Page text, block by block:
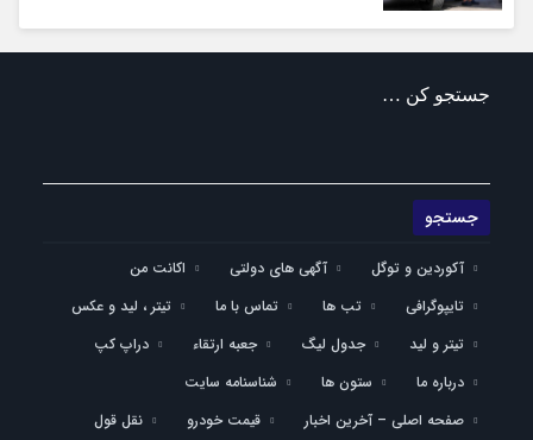
جستجو کن …
آکوردین و توگل آگهی های دولتی
اکانت من
تایپوگرافی
تب ها تماس با ما
تیتر ، لید و عکس
تیتر و لید
جدول لیگ جعبه ارتقاء
دراپ کپ
درباره ما
ستون ها
شناسنامه سایت
صفحه اصلی – آخرین اخبار
قیمت خودرو نقل قول